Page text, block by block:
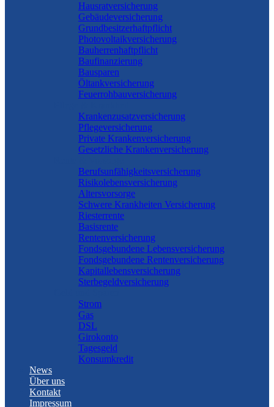
Hausratversicherung
Gebäudeversicherung
Grundbesitzerhaftpflicht
Photovoltaikversicherung
Bauherrenhaftpflicht
Baufinanzierung
Bausparen
Öltankversicherung
Feuerrohbauversicherung
Krankenzusatzversicherung
Pflegeversicherung
Private Krankenversicherung
Gesetzliche Krankenversicherung
Berufs­unfähigkeitsversicherung
Risikolebensversicherung
Altersvorsorge
Schwere Krankheiten Versicherung
Riesterrente
Basisrente
Rentenversicherung
Fondsgebundene Lebensversicherung
Fondsgebundene Rentenversicherung
Kapitallebensversicherung
Sterbegeldversicherung
Strom
Gas
DSL
Girokonto
Tagesgeld
Konsumkredit
News
Über uns
Kontakt
Impressum